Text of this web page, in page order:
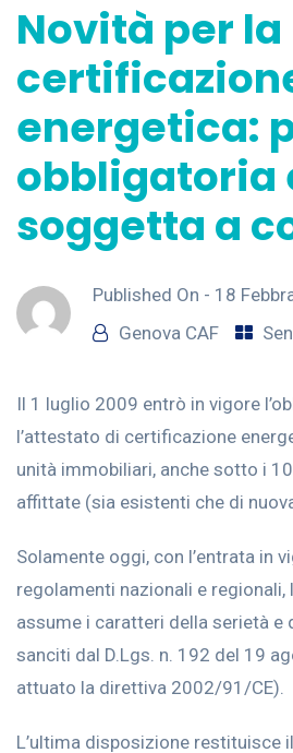
Novità per la
energetica:
obbligatoria
soggetta a
Published On - 18
Genova CAF
Il 1 luglio 2009 entrò in vigore
l’attestato di certificazione
unità immobiliari, anche sotto i
affittate (sia esistenti che di
Solamente oggi, con l’entrata in
regolamenti nazionali e
assume i caratteri della serietà e
sanciti dal D.Lgs. n. 192 del 19
attuato la direttiva 2002/91/CE).
L’ultima disposizione restituisce